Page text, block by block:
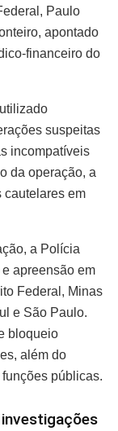
Paulo
apontado
financeiro do
suspeitas
incompatíveis
da operação, a
cautelares em
a Polícia
apreensão em
Federal, Minas
e São Paulo.
bloqueio
além do
públicas.